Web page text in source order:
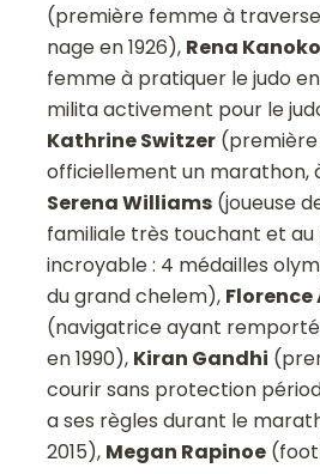
(première femme à
nage en 1926), Rena
femme à pratiquer le judo
milita activement pour le
Kathrine Switzer
officiellement un marathon,
Serena Williams (joueuse
familiale très touchant et
incroyable : 4 médailles
du grand chelem),
(navigatrice ayant remporté
en 1990), Kiran Gandhi
courir sans protection
a ses règles durant le
2015), Megan Rapinoe